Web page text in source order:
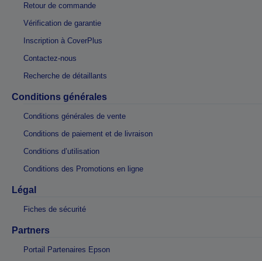
Retour de commande
Vérification de garantie
Inscription à CoverPlus
Contactez-nous
Recherche de détaillants
Conditions générales
Conditions générales de vente
Conditions de paiement et de livraison
Conditions d’utilisation
Conditions des Promotions en ligne
Légal
Fiches de sécurité
Partners
Portail Partenaires Epson